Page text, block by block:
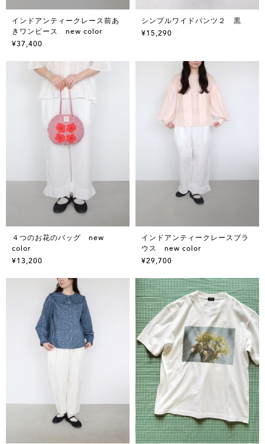
インドアンティークレース前あ
きワンピース new color
¥37,400
シンプルワイドパンツ２ 黒
¥15,290
４つのお花のバッグ new
color
¥13,200
インドアンティークレースブラ
ウス new color
¥29,700